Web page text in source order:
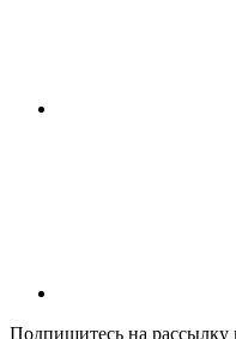
Подпишитесь на рассылку